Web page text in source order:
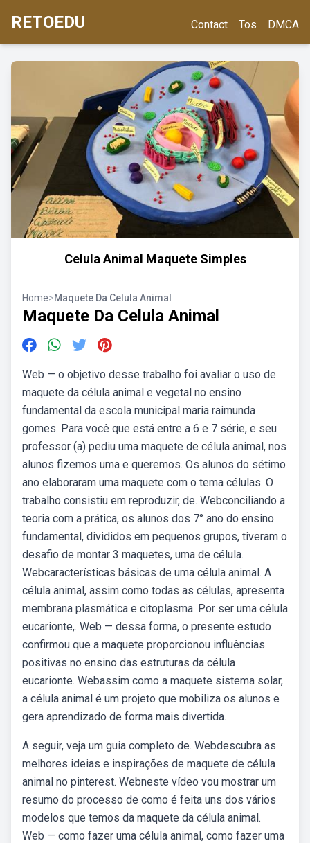
RETOEDU Contact Tos DMCA
Celula Animal Maquete Simples
Home>Maquete Da Celula Animal
Maquete Da Celula Animal
Web — o objetivo desse trabalho foi avaliar o uso de
maquete da célula animal e vegetal no ensino
fundamental da escola municipal maria raimunda
gomes. Para você que está entre a 6 e 7 série, e seu
professor (a) pediu uma maquete de célula animal, nos
alunos fizemos uma e queremos. Os alunos do sétimo
ano elaboraram uma maquete com o tema células. O
trabalho consistiu em reproduzir, de. Webconciliando a
teoria com a prática, os alunos dos 7° ano do ensino
fundamental, divididos em pequenos grupos, tiveram o
desafio de montar 3 maquetes, uma de célula.
Webcaracterísticas básicas de uma célula animal. A
célula animal, assim como todas as células, apresenta
membrana plasmática e citoplasma. Por ser uma célula
eucarionte,. Web — dessa forma, o presente estudo
confirmou que a maquete proporcionou influências
positivas no ensino das estruturas da célula
eucarionte. Webassim como a maquete sistema solar,
a célula animal é um projeto que mobiliza os alunos e
gera aprendizado de forma mais divertida.
A seguir, veja um guia completo de. Webdescubra as
melhores ideias e inspirações de maquete de célula
animal no pinterest. Webneste vídeo vou mostrar um
resumo do processo de como é feita uns dos vários
modelos que temos da maquete da célula animal.
Web — como fazer uma célula animal, como fazer uma